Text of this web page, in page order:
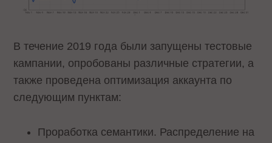
В течение 2019 года были запущены тестовые
кампании, опробованы различные стратегии, а
также проведена оптимизация аккаунта по
следующим пунктам:
Проработка семантики. Распределение на